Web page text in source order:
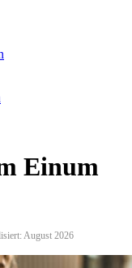
Einum
August 2026